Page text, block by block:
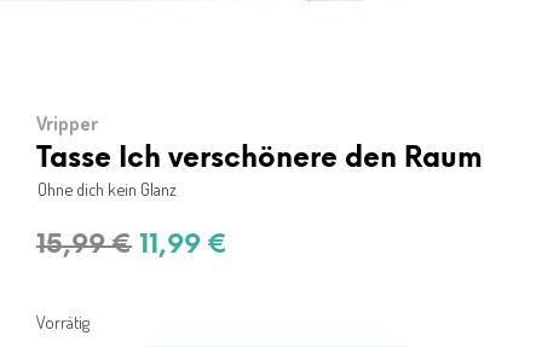
Vripper
Tasse Ich verschönere den Raum
Ohne dich kein Glanz
15,99€ Ursprünglicher
11,99 €
Vorrätig